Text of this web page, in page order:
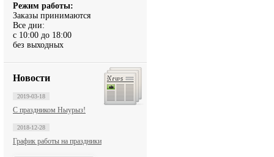
Режим работы:
Заказы принимаются
Все дни:
с 10:00 до 18:00
без выходных
Новости
2019-03-18
С праздником Ныурыз!
2018-12-28
График работы на праздники